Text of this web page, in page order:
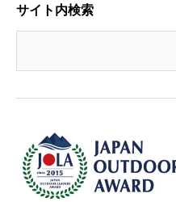
サイト内検索